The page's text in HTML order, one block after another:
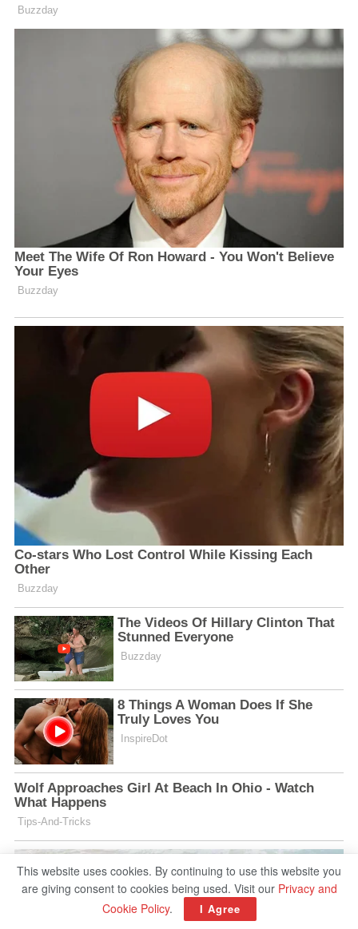
This website uses cookies. By continuing to use this website you
are giving consent to cookies being used. Visit our Privacy and
Cookie Policy. I Agree